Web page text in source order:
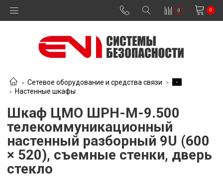
0 0
Сетевое оборудование и средства связи
-
Настенные шкафы
Шкаф ЦМО ШРН-М-9.500
телекоммуникационный
настенный разборный 9U (600
× 520), съемные стенки, дверь
стекло